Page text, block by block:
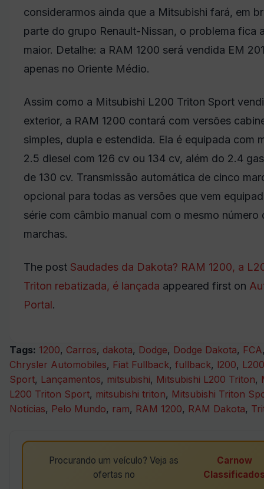
considerarmos ainda que a Mitsubishi fará, em
parte do grupo Renault-Nissan, o problema fica
maior. Detalhe: a RAM 1200 será vendida EM
apenas no Oriente Médio.
Assim como a Mitsubishi L200 Triton Sport
exterior, a RAM 1200 contará com versões
simples, dupla e estendida. Ela é equipada com
2.5 diesel com 126 cv ou 134 cv, além do 2.4
de 130 cv. Transmissão automática de cinco
opcional para todas as versões que vem
série com câmbio manual com o mesmo número
marchas.
The post Saudades da Dakota? RAM 1200, a
Triton rebatizada, é lançada appeared first on
Portal.
Tags: 1200, Carros, dakota, Dodge, Dodge Dakota, FCA
Chrysler Automobiles, Fiat Fullback, fullback, l200,
Sport, Lançamentos, mitsubishi, Mitsubishi L200 Triton,
L200 Triton Sport, mitsubishi triton, Mitsubishi Triton
Notícias, Pelo Mundo, ram, RAM 1200, RAM Dakota,
Procurando um veículo? Veja as
ofertas no
Carnow